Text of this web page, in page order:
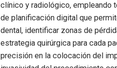
clínico y radiológico, empleando
de planificación digital que
dental, identificar zonas de
estrategia quirúrgica para cada
precisión en la colocación del